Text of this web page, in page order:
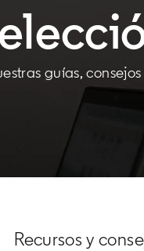
guías,
Recursos y